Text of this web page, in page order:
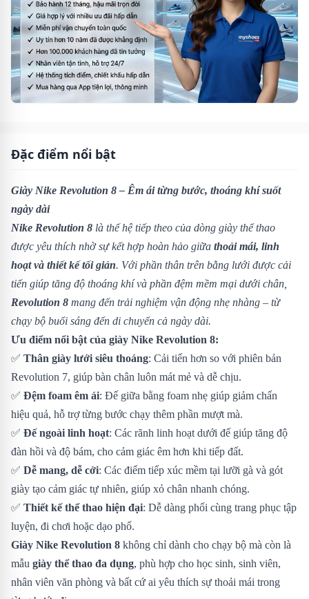
Đặc điểm nổi bật
Giày Nike Revolution 8 – Êm ái từng bước, thoáng khí suốt
ngày dài
Nike Revolution 8 là thế hệ tiếp theo của dòng giày thể thao
được yêu thích nhờ sự kết hợp hoàn hảo giữa thoải mái, linh
hoạt và thiết kế tối giản. Với phần thân trên bằng lưới được cải
tiến giúp tăng độ thoáng khí và phần đệm mềm mại dưới chân,
Revolution 8 mang đến trải nghiệm vận động nhẹ nhàng – từ
chạy bộ buổi sáng đến di chuyển cả ngày dài.
Ưu điểm nổi bật của giày Nike Revolution 8:
✅ Thân giày lưới siêu thoáng: Cải tiến hơn so với phiên bản
Revolution 7, giúp bàn chân luôn mát mẻ và dễ chịu.
✅ Đệm foam êm ái: Đế giữa bằng foam nhẹ giúp giảm chấn
hiệu quả, hỗ trợ từng bước chạy thêm phần mượt mà.
✅ Đế ngoài linh hoạt: Các rãnh linh hoạt dưới đế giúp tăng độ
đàn hồi và độ bám, cho cảm giác êm hơn khi tiếp đất.
✅ Dễ mang, dễ cởi: Các điểm tiếp xúc mềm tại lưỡi gà và gót
giày tạo cảm giác tự nhiên, giúp xỏ chân nhanh chóng.
✅ Thiết kế thể thao hiện đại: Dễ dàng phối cùng trang phục tập
luyện, đi chơi hoặc dạo phố.
Giày Nike Revolution 8 không chỉ dành cho chạy bộ mà còn là
mẫu giày thể thao đa dụng, phù hợp cho học sinh, sinh viên,
nhân viên văn phòng và bất cứ ai yêu thích sự thoải mái trong